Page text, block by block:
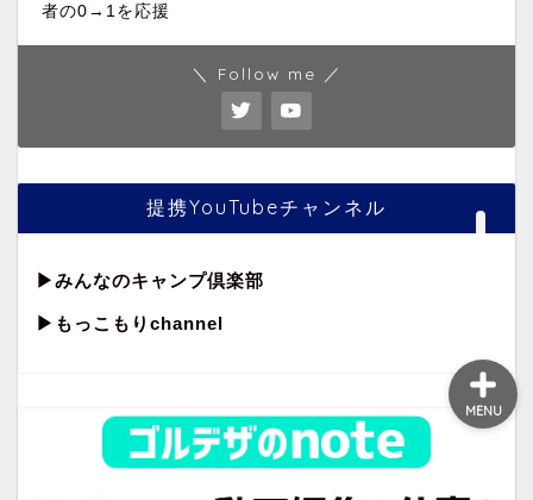
者の0→1を応援
＼ Follow me ／
提携YouTubeチャンネル
▶︎みんなのキャンプ倶楽部
▶︎もっこもりchannel
MENU
ホーム
映像制作・動画編集
副業